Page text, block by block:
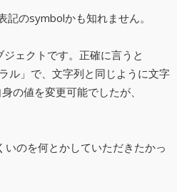
記のsymbolかも知れません。
ェクトです。正確に言うと
ル」で、文字列と同じように文字
の値を変更可能でしたが、
のを何とかしていただきたかっ